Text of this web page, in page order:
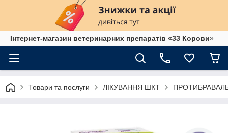
Інтернет-магазин ветеринарних препаратів «33 Корови»
Товари та послуги ЛІКУВАННЯ ШКТ